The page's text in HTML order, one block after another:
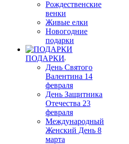
Рождественские
венки
Живые елки
Новогодние
подарки
ПОДАРКИ
День Святого
Валентина 14
февраля
День Защитника
Отечества 23
февраля
Международный
Женский День 8
марта